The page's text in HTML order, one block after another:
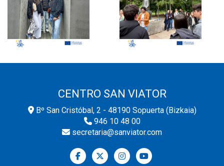
CENTRO SAN VIATOR
Bº San Cristóbal, 2 - 48190 Sopuerta (Bizkaia)
946 10 48 00
secretaria@sanviator.com